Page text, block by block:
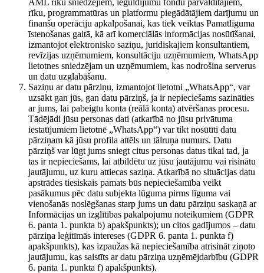
AML rīku sniedzējiem, ieguldījumu fondu pārvaldītājiem,
rīku, programmatūras un platformu piegādātājiem darījumu un
finanšu operāciju apkalpošanai, kas tiek veiktas Pamatlīguma
īstenošanas gaitā, kā arī komerciālās informācijas nosūtīšanai,
izmantojot elektronisko saziņu, juridiskajiem konsultantiem,
revīzijas uzņēmumiem, konsultāciju uzņēmumiem, WhatsApp
lietotnes sniedzējam un uzņēmumiem, kas nodrošina serverus
un datu uzglabāšanu.
Saziņu ar datu pārziņu, izmantojot lietotni „WhatsApp“, var
uzsākt gan jūs, gan datu pārziņš, ja ir nepieciešams sazināties
ar jums, lai pabeigtu konta (reālā konta) atvēršanas procesu.
Tādējādi jūsu personas dati (atkarībā no jūsu privātuma
iestatījumiem lietotnē „WhatsApp“) var tikt nosūtīti datu
pārziņam kā jūsu profila attēls un tālruņa numurs. Datu
pārziņš var lūgt jums sniegt citus personas datus tikai tad, ja
tas ir nepieciešams, lai atbildētu uz jūsu jautājumu vai risinātu
jautājumu, uz kuru attiecas saziņa. Atkarībā no situācijas datu
apstrādes tiesiskais pamats būs nepieciešamība veikt
pasākumus pēc datu subjekta lūguma pirms līguma vai
vienošanās noslēgšanas starp jums un datu pārziņu saskaņā ar
Informācijas un izglītības pakalpojumu noteikumiem (GDPR
6. panta 1. punkta b) apakšpunkts); un citos gadījumos – datu
pārziņa leģitīmās intereses (GDPR 6. panta 1. punkta f)
apakšpunkts), kas izpaužas kā nepieciešamība atrisināt ziņoto
jautājumu, kas saistīts ar datu pārziņa uzņēmējdarbību (GDPR
6. panta 1. punkta f) apakšpunkts).